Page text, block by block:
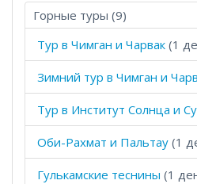
Горные туры (9)
Тур в Чимган и Чарвак (1
Зимний тур в Чимган и
Тур в Институт Солнца и
Оби-Рахмат и Пальтау (1
Гулькамские теснины (1